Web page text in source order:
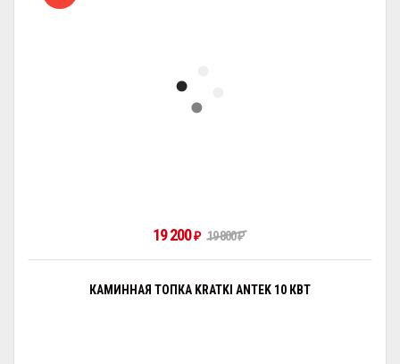
19 200₽ 19 800₽
КАМИННАЯ ТОПКА KRATKI ANTEK 10 КВТ